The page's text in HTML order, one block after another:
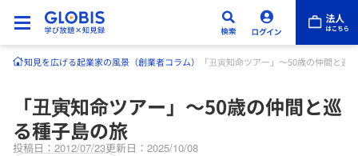
知見を広げる起業家の風景（創業者コラム） 「丑寅知命ツアー」～50歳の仲間と巡
「丑寅知命ツアー」～50歳の仲間と巡
る種子島の旅
投稿日：2012/07/23更新日：2025/10/08